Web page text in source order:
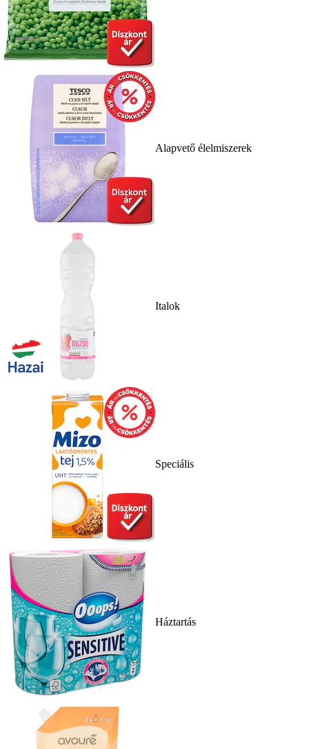
Alapvető élelmiszerek
Italok
Speciális
Háztartás